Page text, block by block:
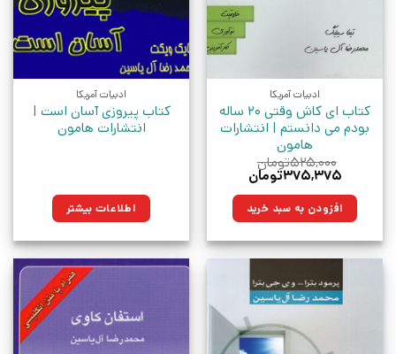
ادبیات آمریکا
کتاب ای کاش وقتی 20 ساله
بودم می دانستم | انتشارات
هامون
۵۲۵,۰۰۰تومان
قیمت
۵۲۵,۰۰۰تومان
بود.
۳۷۵,۳۷۵تومان
۳۷۵,۳۷۵تومان. افزودن به سبد خرید
ادبیات آمریکا
کتاب پیروزی آسان است |
انتشارات هامون
اطلاعات بیشتر